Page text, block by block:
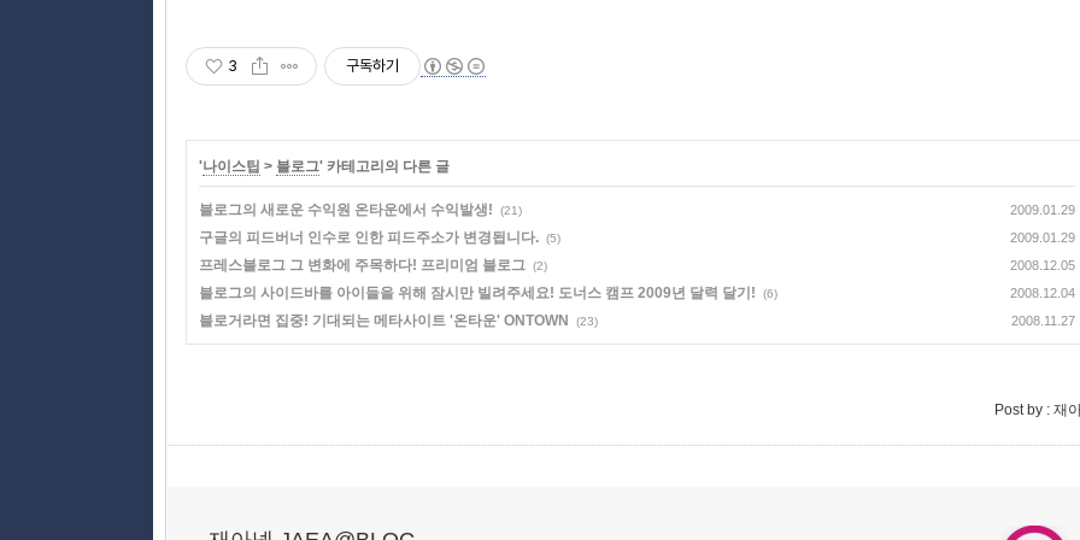
3 구독하기
'나이스팁 > 블로그' 카테고리의 다른 글
블로그의 새로운 수익원 온타운에서 수익발생! (21) 2009.01.29
구글의 피드버너 인수로 인한 피드주소가 변경됩니다. (5) 2009.01.29
프레스블로그 그 변화에 주목하다! 프리미엄 블로그 (2) 2008.12.05
블로그의 사이드바를 아이들을 위해 잠시만 빌려주세요! 도너스 캠프 2009년 달력 달기! (6) 2008.12.04
블로거라면 집중! 기대되는 메타사이트 '온타운' ONTOWN (23) 2008.11.27
Post by : 재